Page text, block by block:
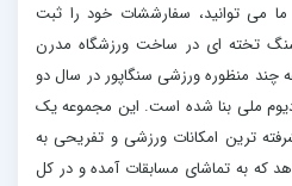
می توانید، سفارششات خود را ثبت
سنگ تخته ای در ساخت ورزشگاه مدرن
منظوره ورزشی سنگاپور در سال دو
ملی بنا شده است. این مجموعه یک
ترین امکانات ورزشی و تفریحی به
که به تماشای مسابقات آمده و در کل